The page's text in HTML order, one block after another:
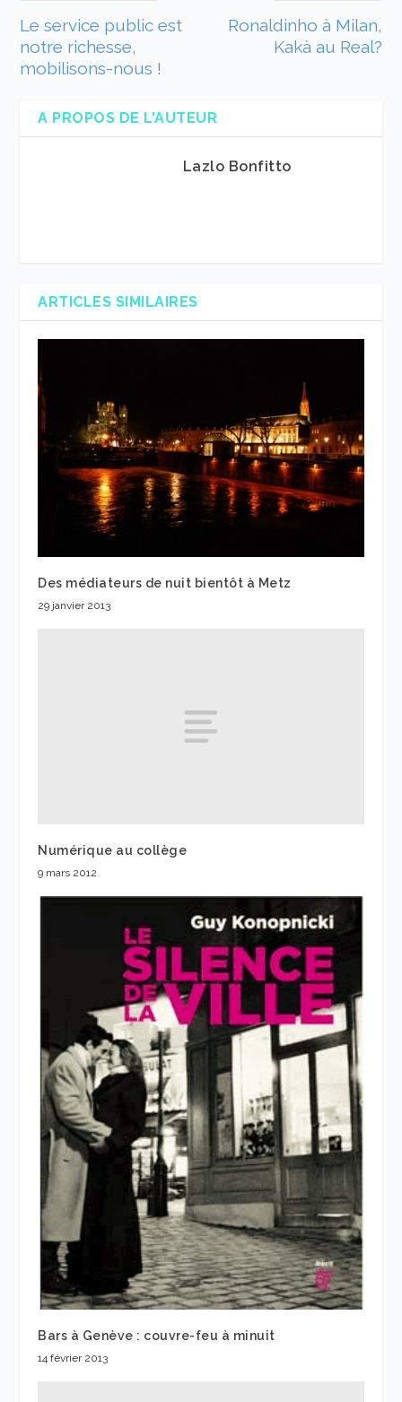
Le service public est
notre richesse,
mobilisons-nous !
Ronaldinho à Milan,
Kakà au Real?
A PROPOS DE L'AUTEUR
Lazlo Bonfitto
ARTICLES SIMILAIRES
Des médiateurs de nuit bientôt à Metz
29 janvier 2013
Numérique au collège
9 mars 2012
Bars à Genève : couvre-feu à minuit
14 février 2013